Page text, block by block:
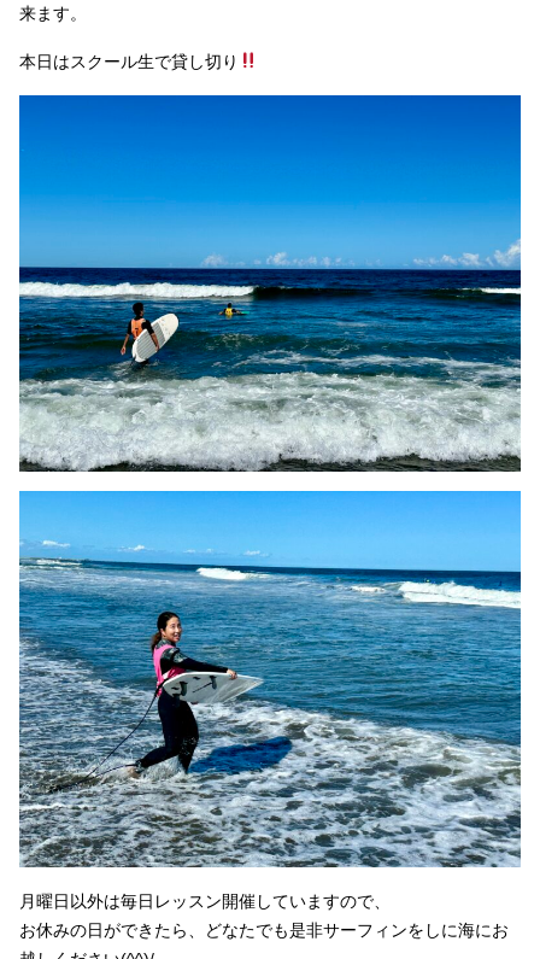
来ます。
本日はスクール生で貸し切り
月曜日以外は毎日レッスン開催していますので、
お休みの日ができたら、どなたでも是非サーフィンをしに海にお